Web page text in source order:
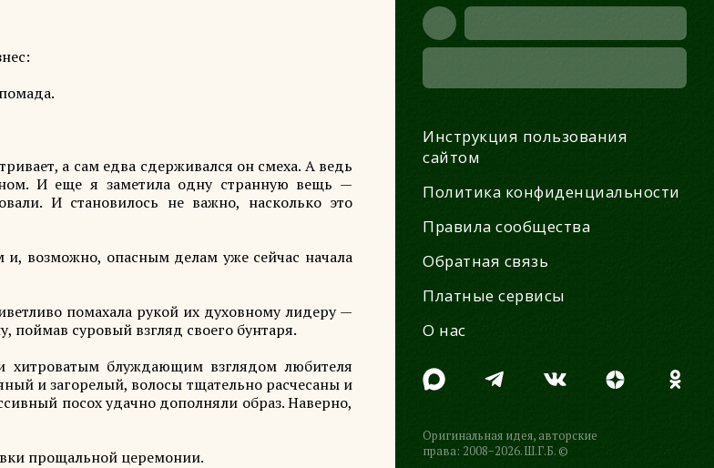
Инструкция пользования
сайтом
Политика конфиденциальности
Правила сообщества
Обратная связь
Платные сервисы
О нас
Оригинальная идея, авторские
права: 2008−2026. Ш.Г.Б. ©
а сам едва сдерживался он смеха. А ведь
И еще я заметила одну странную вещь —
И становилось не важно, насколько это
возможно, опасным делам уже сейчас начала
помахала рукой их духовному лидеру —
поймав суровый взгляд своего бунтаря.
хитроватым блуждающим взглядом любителя
и загорелый, волосы тщательно расчесаны и
посох удачно дополняли образ. Наверно,
прощальной церемонии.